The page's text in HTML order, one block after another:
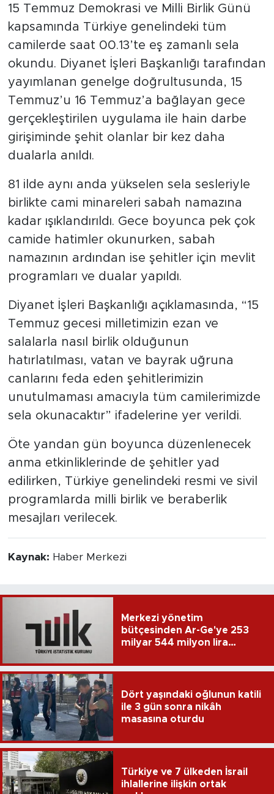
15 Temmuz Demokrasi ve Milli Birlik Günü
kapsamında Türkiye genelindeki tüm
camilerde saat 00.13’te eş zamanlı sela
okundu. Diyanet İşleri Başkanlığı tarafından
yayımlanan genelge doğrultusunda, 15
Temmuz’u 16 Temmuz’a bağlayan gece
gerçekleştirilen uygulama ile hain darbe
girişiminde şehit olanlar bir kez daha
dualarla anıldı.
81 ilde aynı anda yükselen sela sesleriyle
birlikte cami minareleri sabah namazına
kadar ışıklandırıldı. Gece boyunca pek çok
camide hatimler okunurken, sabah
namazının ardından ise şehitler için mevlit
programları ve dualar yapıldı.
Diyanet İşleri Başkanlığı açıklamasında, “15
Temmuz gecesi milletimizin ezan ve
salalarla nasıl birlik olduğunun
hatırlatılması, vatan ve bayrak uğruna
canlarını feda eden şehitlerimizin
unutulmaması amacıyla tüm camilerimizde
sela okunacaktır” ifadelerine yer verildi.
Öte yandan gün boyunca düzenlenecek
anma etkinliklerinde de şehitler yad
edilirken, Türkiye genelindeki resmi ve sivil
programlarda milli birlik ve beraberlik
mesajları verilecek.
Kaynak: Haber Merkezi
Merkezi yönetim
bütçesinden Ar-Ge'ye 253
milyar 544 milyon lira
Dört yaşındaki oğlunun katili
ile 3 gün sonra nikâh
masasına oturdu
Türkiye ve 7 ülkeden İsrail
ihlallerine ilişkin ortak